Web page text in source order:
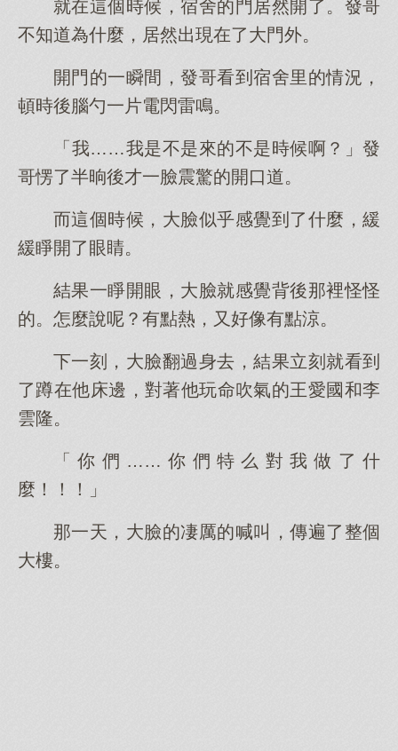
就在這個時候，宿舍的門居然開了。發哥
不知道為什麼，居然出現在了大門外。
開門的一瞬間，發哥看到宿舍里的情況，
頓時後腦勺一片電閃雷鳴。
「我……我是不是來的不是時候啊？」發
哥愣了半晌後才一臉震驚的開口道。
而這個時候，大臉似乎感覺到了什麼，緩
緩睜開了眼睛。
結果一睜開眼，大臉就感覺背後那裡怪怪
的。怎麼說呢？有點熱，又好像有點涼。
下一刻，大臉翻過身去，結果立刻就看到
了蹲在他床邊，對著他玩命吹氣的王愛國和李
雲隆。
「你們……你們特么對我做了什
麼！！！」
那一天，大臉的凄厲的喊叫，傳遍了整個
大樓。